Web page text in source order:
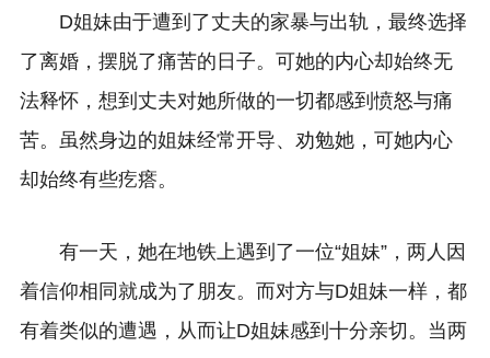
D姐妹由于遭到了丈夫的家暴与出轨，最终选择
了离婚，摆脱了痛苦的日子。可她的内心却始终无
法释怀，想到丈夫对她所做的一切都感到愤怒与痛
苦。虽然身边的姐妹经常开导、劝勉她，可她内心
却始终有些疙瘩。
有一天，她在地铁上遇到了一位“姐妹”，两人因
着信仰相同就成为了朋友。而对方与D姐妹一样，都
有着类似的遭遇，从而让D姐妹感到十分亲切。当两